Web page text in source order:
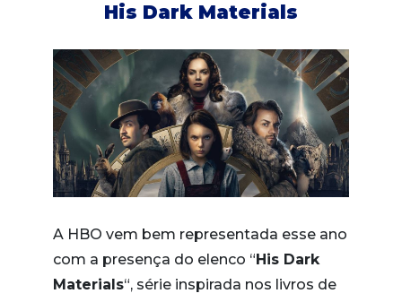
His Dark Materials
A HBO vem bem representada esse ano
com a presença do elenco “ His Dark
Materials“, série inspirada nos livros de